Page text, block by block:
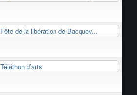
Fête de la libération de Bacquev...
Téléthon d’arts